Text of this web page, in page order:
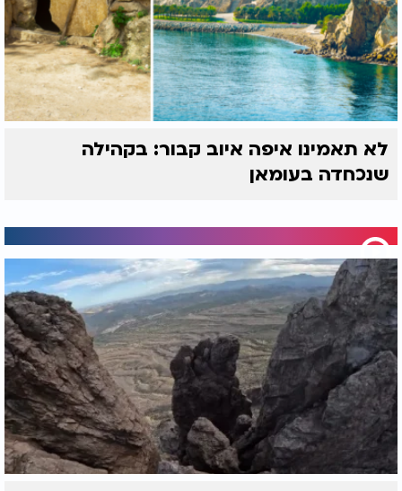
לא תאמינו איפה איוב קבור: בקהילה
שנכחדה בעומאן